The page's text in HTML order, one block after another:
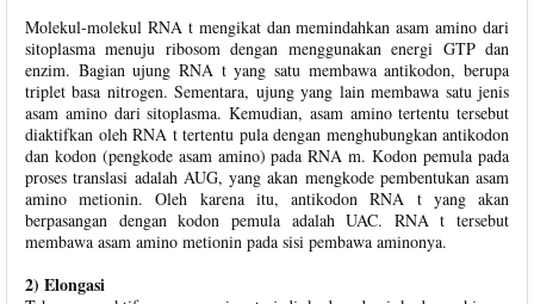
Molekul-molekul RNA t mengikat dan memindahkan asam amino dari
sitoplasma menuju ribosom dengan menggunakan energi GTP dan
enzim. Bagian ujung RNA t yang satu membawa antikodon, berupa
triplet basa nitrogen. Sementara, ujung yang lain membawa satu jenis
asam amino dari sitoplasma. Kemudian, asam amino tertentu tersebut
diaktifkan oleh RNA t tertentu pula dengan menghubungkan antikodon
dan kodon (pengkode asam amino) pada RNA m. Kodon pemula pada
proses translasi adalah AUG, yang akan mengkode pembentukan asam
amino metionin. Oleh karena itu, antikodon RNA t yang akan
berpasangan dengan kodon pemula adalah UAC. RNA t tersebut
membawa asam amino metionin pada sisi pembawa aminonya.
2) Elongasi